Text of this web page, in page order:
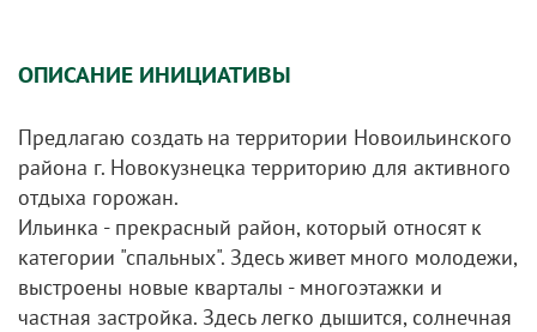
ОПИСАНИЕ ИНИЦИАТИВЫ
Предлагаю создать на территории Новоильинского
района г. Новокузнецка территорию для активного
отдыха горожан.
Ильинка - прекрасный район, который относят к
категории "спальных". Здесь живет много молодежи,
выстроены новые кварталы - многоэтажки и
частная застройка. Здесь легко дышится, солнечная